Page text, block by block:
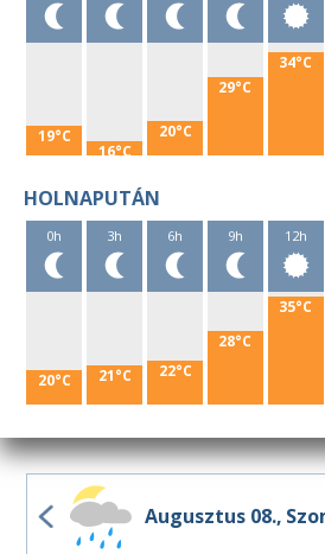
19°C
16°C
20°C
29°C
34°C
HOLNAPUTÁN
0h
20°C
3h
21°C
6h
22°C
9h
28°C
12h
35°C
Augusztus 08.